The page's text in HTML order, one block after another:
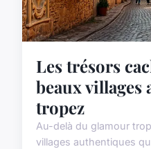
Les trésors
beaux
tropez
Au-delà du glamour
villages authentiques